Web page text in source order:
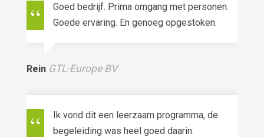
Je krijgt een goede uitleg zodat je over
sommige dingen bewust wordt
Jurgen PetersItec BV
Dit is mij zeer goed bevalen. eigenlijk
geen op of aanmerkingen!